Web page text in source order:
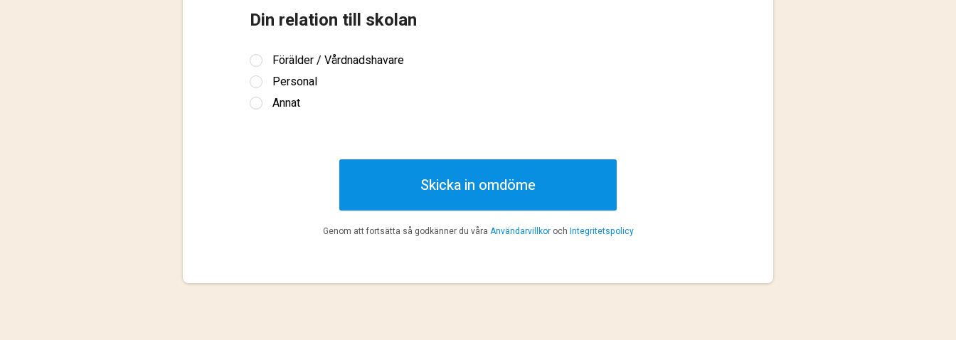
Din relation till skolan
Förälder / Vårdnadshavare
Personal
Annat
Skicka in omdöme
Genom att fortsätta så godkänner du våra Användarvillkoroch Integritetspolicy